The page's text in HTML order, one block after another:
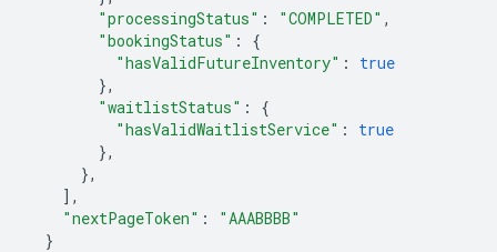
"processingStatus" : "COMPLETED" ,
"bookingStatus" :
{
"hasValidFutureInventory" :
true
},
"waitlistStatus" :
{
"hasValidWaitlistService" :
true
},
},
],
"nextPageToken" :
"AAABBBB"
}